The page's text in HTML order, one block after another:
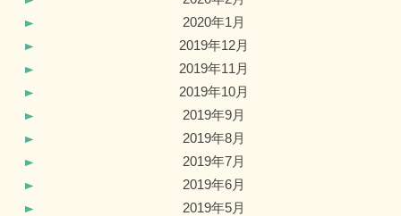
2020年1月
2019年12月
2019年11月
2019年10月
2019年9月
2019年8月
2019年7月
2019年6月
2019年5月